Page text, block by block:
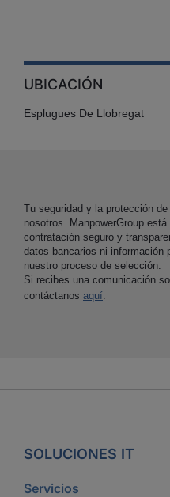
UBICACIÓN
Esplugues De Llobregat
Tu seguridad y la protección
nosotros. ManpowerGroup
contratación seguro y
datos bancarios ni información
nuestro proceso de selección.
Si recibes una comunicación
contáctanos aquí.
SOLUCIONES IT
Servicios